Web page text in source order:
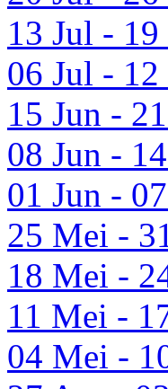
13 Jul -
06 Jul -
15 Jun -
08 Jun -
01 Jun -
25 Mei -
18 Mei -
11 Mei -
04 Mei -